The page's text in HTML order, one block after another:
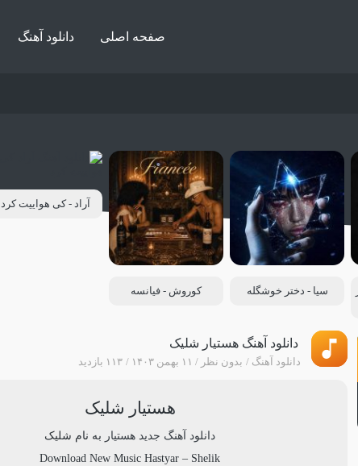
صفحه اصلی دانلود آهنگ
سیا - دختر خوشگله کوروش - فیانسه
آراد - کی هواییت کرد
دانلود آهنگ هستیار شلیک
دانلود آهنگ بدون نظر ۱۱ بهمن ۱۴۰۳ ۱۱۳ بازدید
هستیار شلیک
دانلود آهنگ جدید هستیار به نام شلیک
Download New Music Hastyar – Shelik